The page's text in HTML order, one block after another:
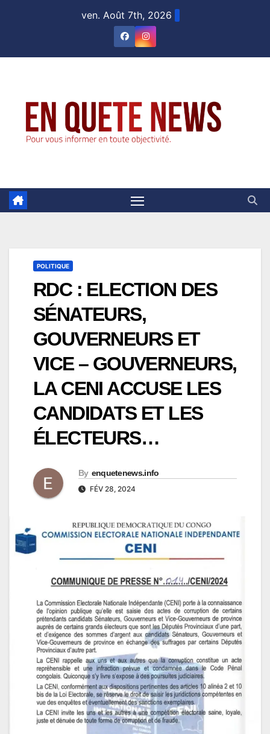
ven. Août 7th, 2026
POLITIQUE
RDC : ELECTION DES
SÉNATEURS,
GOUVERNEURS ET
VICE – GOUVERNEURS,
LA CENI ACCUSE LES
CANDIDATS ET LES
ÉLECTEURS…
By enquetenews.info
FÉV 28, 2024